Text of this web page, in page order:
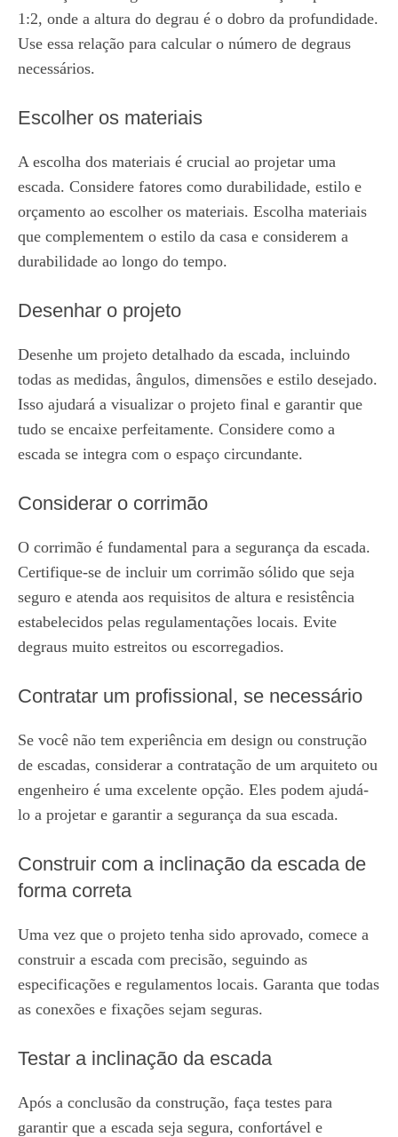
1:2, onde a altura do degrau é o dobro da profundidade.
Use essa relação para calcular o número de degraus
necessários.
Escolher os materiais
A escolha dos materiais é crucial ao projetar uma
escada. Considere fatores como durabilidade, estilo e
orçamento ao escolher os materiais. Escolha materiais
que complementem o estilo da casa e considerem a
durabilidade ao longo do tempo.
Desenhar o projeto
Desenhe um projeto detalhado da escada, incluindo
todas as medidas, ângulos, dimensões e estilo desejado.
Isso ajudará a visualizar o projeto final e garantir que
tudo se encaixe perfeitamente. Considere como a
escada se integra com o espaço circundante.
Considerar o corrimão
O corrimão é fundamental para a segurança da escada.
Certifique-se de incluir um corrimão sólido que seja
seguro e atenda aos requisitos de altura e resistência
estabelecidos pelas regulamentações locais. Evite
degraus muito estreitos ou escorregadios.
Contratar um profissional, se necessário
Se você não tem experiência em design ou construção
de escadas, considerar a contratação de um arquiteto ou
engenheiro é uma excelente opção. Eles podem ajudá-
lo a projetar e garantir a segurança da sua escada.
Construir com a inclinação da escada de
forma correta
Uma vez que o projeto tenha sido aprovado, comece a
construir a escada com precisão, seguindo as
especificações e regulamentos locais. Garanta que todas
as conexões e fixações sejam seguras.
Testar a inclinação da escada
Após a conclusão da construção, faça testes para
garantir que a escada seja segura, confortável e